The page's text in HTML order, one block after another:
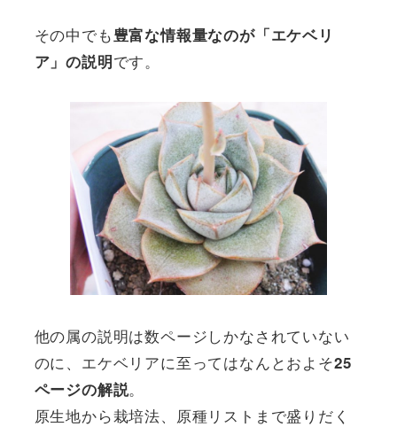
その中でも豊富な情報量なのが「エケベリ
ア」の説明です。
他の属の説明は数ページしかなされていない
のに、エケベリアに至ってはなんとおよそ25
ページの解説。
原生地から栽培法、原種リストまで盛りだく